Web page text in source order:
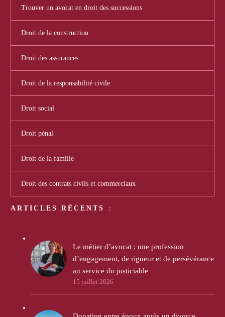
Trouver un avocat en droit des successions
Droit de la construction
Droit des assurances
Droit de la responsabilité civile
Droit social
Droit pénal
Droit de la famille
Droit des contrats civils et commerciaux
ARTICLES RÉCENTS
Le métier d’avocat : une profession
d’engagement, de rigueur et de persévérance
au service du justiciable
15 juillet 2026